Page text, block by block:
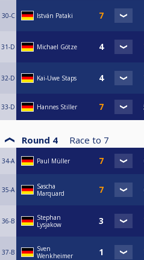
30-C István Pataki
31-D Michael Götze
32-D Kai-Uwe Staps
33-D Hannes Stiller
Round 4 Race to 7
34-A Paul Müller
35-A
Sascha
Marquard
36-B
Stephan
Lysjakow
37-B
Sven
Wenkheimer